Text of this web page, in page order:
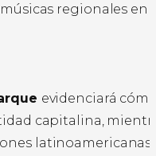
regionales en
evidenciará
capitalina,